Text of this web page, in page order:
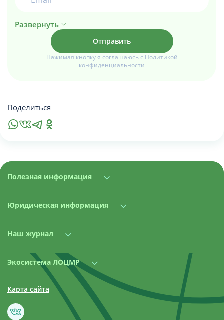
Развернуть
Нажимая кнопку я соглашаюсь с Политикой
конфиденциальности
Поделиться
Полезная информация
Юридическая информация
Наш журнал
Экосистема ЛОЦМР
Карта сайта